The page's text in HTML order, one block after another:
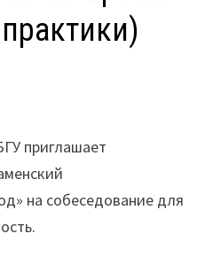
приглашает
на собеседование для